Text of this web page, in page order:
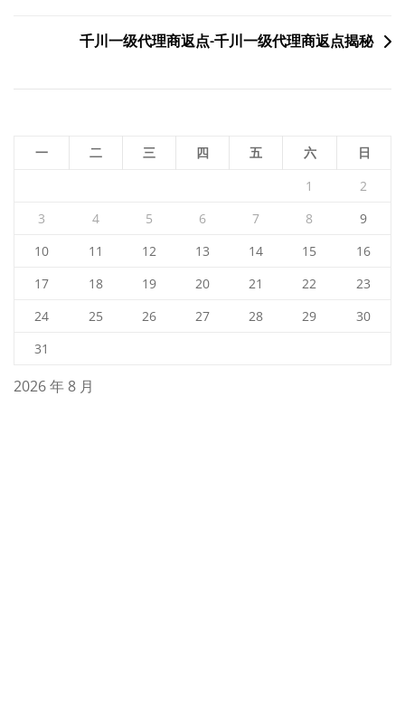
千川一级代理商返点-千川一级代理商返点揭秘
2026 年 8 月
一 二 三 四 五 六
日
1
2
3
4 5 6 7 8
9
10
11 12 13 14 15
16
17
18 19 20 21 22
23
24
25 26 27 28 29
30
31